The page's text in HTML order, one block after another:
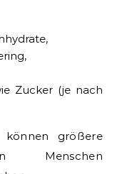
Zucker (je nach
größere
Menschen